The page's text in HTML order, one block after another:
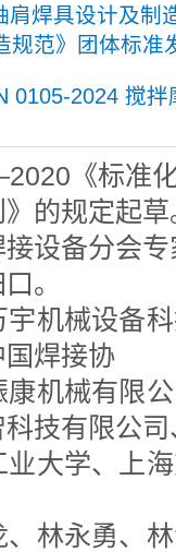
焊具设计及制
规范》团体标
0105-2024 搅
《标准
的规定起草
设备分会
。
机械设备
焊接协
机械有限
技有限公司
大学、上
林永勇、